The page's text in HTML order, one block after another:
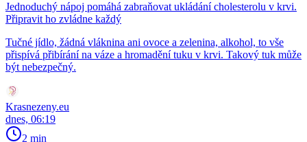
Jednoduchý nápoj pomáhá zabraňovat ukládání cholesterolu v krvi.
Připravit ho zvládne každý
Tučné jídlo, žádná vláknina ani ovoce a zelenina, alkohol, to vše
přispívá přibírání na váze a hromadění tuku v krvi. Takový tuk může
být nebezpečný.
Krasnezeny.eu
dnes, 06:19
2 min